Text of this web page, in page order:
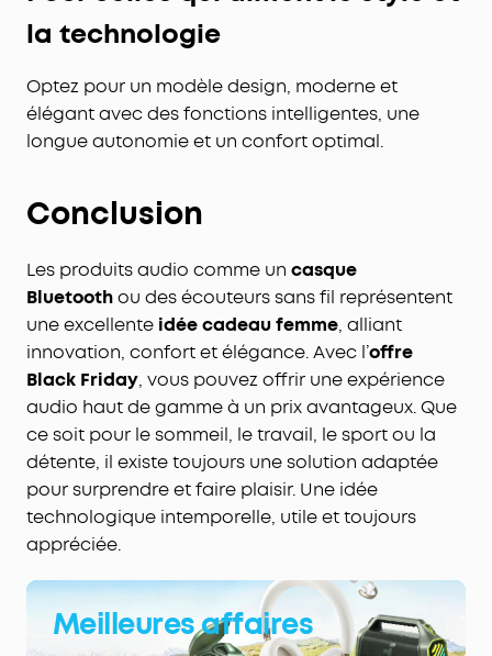
la technologie
Optez pour un modèle design, moderne et
élégant avec des fonctions intelligentes, une
longue autonomie et un confort optimal.
Conclusion
Les produits audio comme un casque
Bluetoothou des écouteurs sans fil représentent
une excellente idée cadeau femme, alliant
innovation, confort et élégance. Avec l’offre
Black Friday, vous pouvez offrir une expérience
audio haut de gamme à un prix avantageux. Que
ce soit pour le sommeil, le travail, le sport ou la
détente, il existe toujours une solution adaptée
pour surprendre et faire plaisir. Une idée
technologique intemporelle, utile et toujours
appréciée.
Meilleures affaires